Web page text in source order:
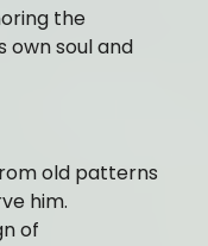
the
own soul and
old patterns
him.
of